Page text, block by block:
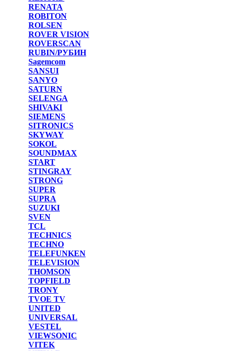
RENATA
ROBITON
ROLSEN
ROVER VISION
ROVERSCAN
RUBIN/РУБИН
Sagemcom
SANSUI
SANYO
SATURN
SELENGA
SHIVAKI
SIEMENS
SITRONICS
SKYWAY
SOKOL
SOUNDMAX
START
STINGRAY
STRONG
SUPER
SUPRA
SUZUKI
SVEN
TCL
TECHNICS
TECHNO
TELEFUNKEN
TELEVISION
THOMSON
TOPFIELD
TRONY
TVOE TV
UNITED
UNIVERSAL
VESTEL
VIEWSONIC
VITEK